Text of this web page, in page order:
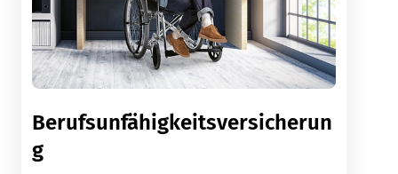
Berufsunfähigkeitsversicherun
g